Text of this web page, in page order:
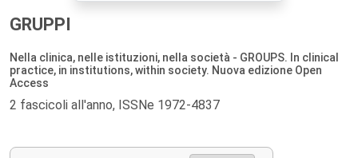
GRUPPI
Nella clinica, nelle istituzioni, nella società - GROUPS. In clinical
practice, in institutions, within society. Nuova edizione Open
Access
2 fascicoli all'anno, ISSNe 1972-4837